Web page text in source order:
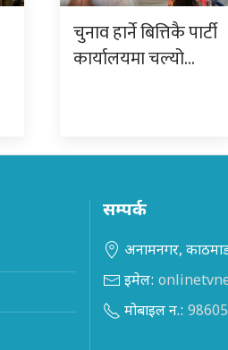
चुनाव हार्ने बित्तिकै पार्टी
कार्यालयमा चल्यो…
सम्पर्क
अनामनगर,
इमेल:
मोबाइल न.: